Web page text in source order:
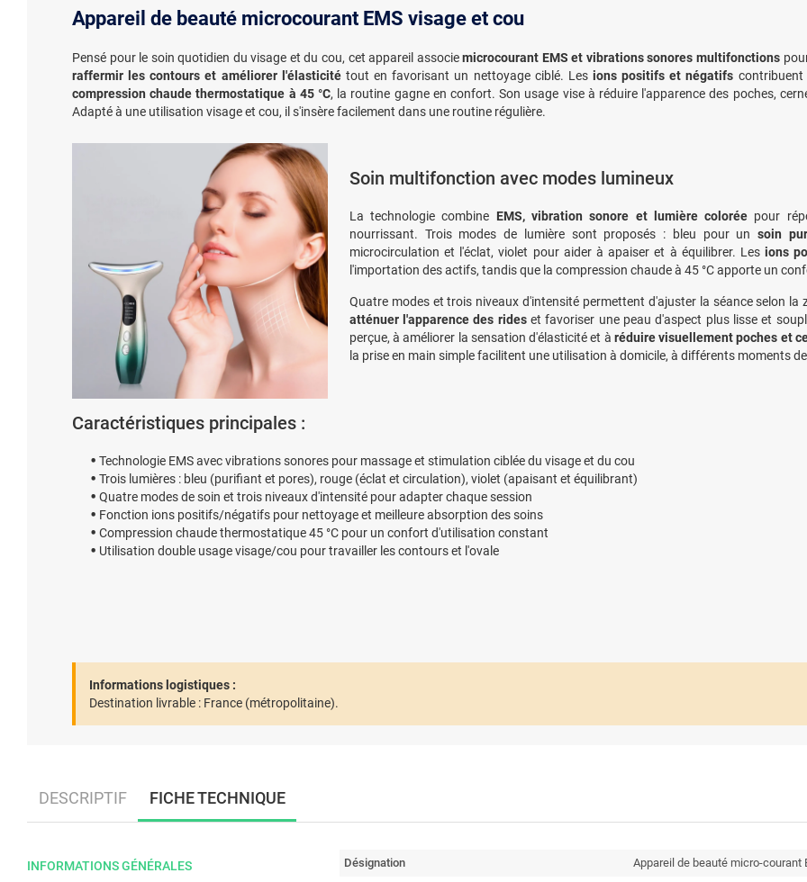
Appareil de beauté microcourant EMS visage et cou
Pensé pour le soin quotidien du visage et du cou, cet appareil associemicrocourant EMS et vibrations sonores multifonctions
raffermir les contours et améliorer l'élasticitétout en favorisant un nettoyage ciblé. Lesions positifs et négatifs contribuent
compression chaude thermostatique à 45 °C, la routine gagne en confort. Son usage vise à réduire l'apparence des poches,
Adapté à une utilisation visage et cou, il s'insère facilement dans une routine régulière.
Soin multifonction avec modes lumineux
La technologie combine EMS, vibration sonore et lumière colorée pour
nourrissant. Trois modes de lumière sont proposés : bleu pour unsoin
microcirculation et l'éclat, violet pour aider à apaiser et à équilibrer. Lesions
l'importation des actifs, tandis que la compression chaude à 45 °C apporte un
Quatre modes et trois niveaux d'intensité permettent d'ajuster la séance selon la
atténuer l'apparence des rideset favoriser une peau d'aspect plus lisse et
perçue, à améliorer la sensation d'élasticité et à réduire visuellement poches et
la prise en main simple facilitent une utilisation à domicile, à différents moments
Caractéristiques principales :
Technologie EMS avec vibrations sonores pour massage et stimulation ciblée du visage et du cou
Trois lumières : bleu (purifiant et pores), rouge (éclat et circulation), violet (apaisant et équilibrant)
Quatre modes de soin et trois niveaux d'intensité pour adapter chaque session
Fonction ions positifs/négatifs pour nettoyage et meilleure absorption des soins
Compression chaude thermostatique 45 °C pour un confort d'utilisation constant
Utilisation double usage visage/cou pour travailler les contours et l'ovale
Informations logistiques :
Destination livrable : France (métropolitaine).
DESCRIPTIF FICHE TECHNIQUE
INFORMATIONS GÉNÉRALES Désignation
Appareil de beauté micro-courant